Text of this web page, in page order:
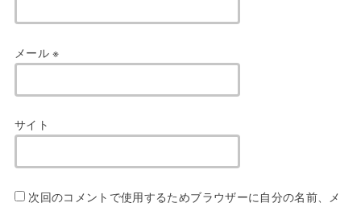
メール※
サイト
次回のコメントで使用するためブラウザーに自分の名前、メ